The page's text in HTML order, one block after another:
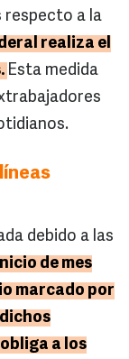
respecto a la
realiza el
Esta medida
debido a las
de mes
marcado por
a los